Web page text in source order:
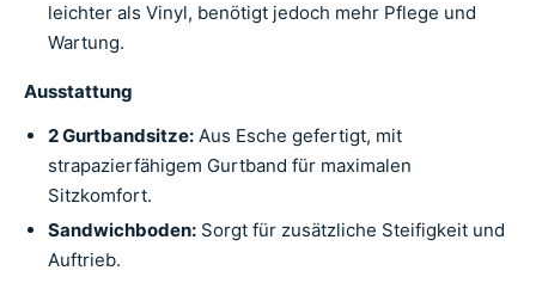
leichter als Vinyl, benötigt jedoch mehr Pflege und
Wartung.
Ausstattung
2 Gurtbandsitze: Aus Esche gefertigt, mit
strapazierfähigem Gurtband für maximalen
Sitzkomfort.
Sandwichboden: Sorgt für zusätzliche Steifigkeit und
Auftrieb.